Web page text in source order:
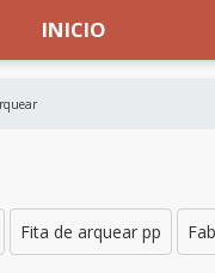
INICIO
Fita de arquear pp